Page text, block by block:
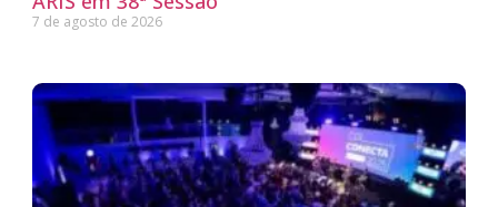
7 de agosto de 2026